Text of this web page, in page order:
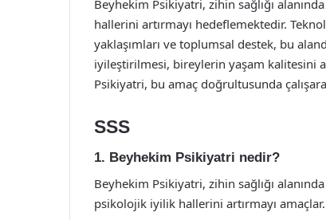
Beyhekim Psikiyatri, zihin sağlığı
hallerini artırmayı hedeflemektedir.
yaklaşımları ve toplumsal destek, bu
iyileştirilmesi, bireylerin yaşam kalitesini
Psikiyatri, bu amaç doğrultusunda
SSS
1. Beyhekim Psikiyatri nedir?
Beyhekim Psikiyatri, zihin sağlığı
psikolojik iyilik hallerini artırmayı amaçlar.